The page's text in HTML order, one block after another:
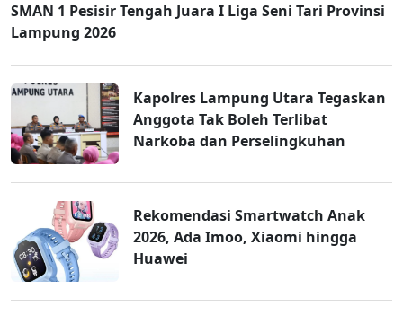
SMAN 1 Pesisir Tengah Juara I Liga Seni Tari Provinsi
Lampung 2026
Kapolres Lampung Utara Tegaskan
Anggota Tak Boleh Terlibat
Narkoba dan Perselingkuhan
Rekomendasi Smartwatch Anak
2026, Ada Imoo, Xiaomi hingga
Huawei